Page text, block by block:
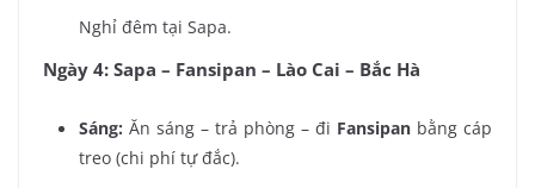
Nghỉ đêm tại Sapa.
Ngày 4: Sapa – Fansipan – Lào Cai – Bắc Hà
Sáng: Ăn sáng – trả phòng – đi Fansipan bằng cáp
treo (chi phí tự đắc).